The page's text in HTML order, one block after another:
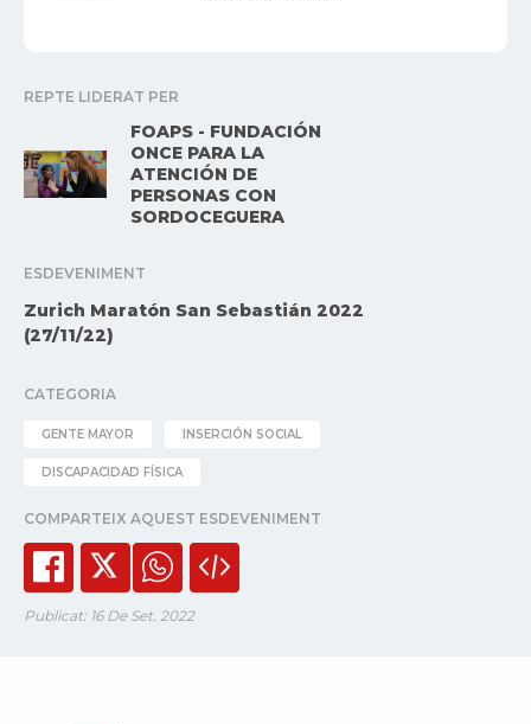
REPTE LIDERAT PER
FOAPS - FUNDACIÓN
ONCE PARA LA
ATENCIÓN DE
PERSONAS CON
SORDOCEGUERA
ESDEVENIMENT
Zurich Maratón San Sebastián 2022
(27/11/22)
CATEGORIA
GENTE MAYOR INSERCIÓN SOCIAL
DISCAPACIDAD FÍSICA
COMPARTEIX AQUEST ESDEVENIMENT
Publicat: 16 De Set. 2022